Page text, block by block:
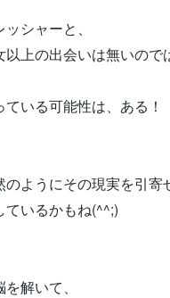
シャーと、
以上の出会いは無いので
いる可能性は、ある！
ようにその現実を引寄
ているかもね(^^;)
解いて、